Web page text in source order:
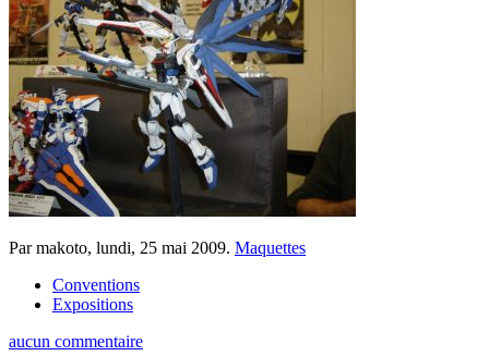
Par makoto, lundi, 25 mai 2009. Maquettes
Conventions
Expositions
aucun commentaire